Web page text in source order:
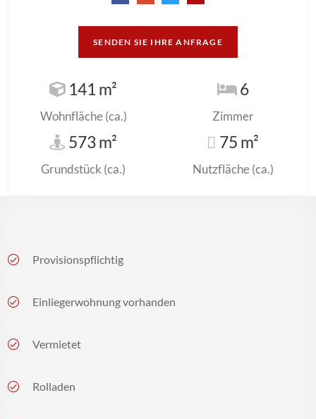
SENDEN SIE IHRE ANFRAGE
141 m²
Wohnfläche (ca.)
6
Zimmer
573 m²
Grundstück (ca.)
75 m²
Nutzfläche (ca.)
Provisionspflichtig
Einliegerwohnung vorhanden
Vermietet
Rolladen